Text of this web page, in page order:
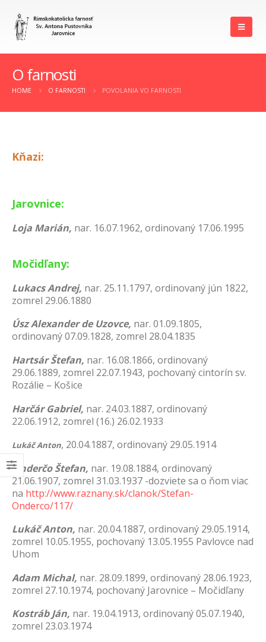
O farnosti
HOME O FARNOSTI POVOLANIA VO FARNOSTI
Kňazi:
Jarovnice:
Loja Marián, nar. 16.07.1962, ordinovaný 17.06.1995
Močidľany:
Lukacs Andrej, nar. 25.11.1797, ordinovaný jún 1822,
zomrel 29.06.1880
Úsz Alexander de Uzovce, nar. 01.09.1805,
ordinovaný 07.09.1828, zomrel 28.04.1835
Hartsár Štefan, nar. 16.08.1866, ordinovaný
29.06.1889, zomrel 22.07.1943, pochovaný cintorín sv.
Rozálie – Košice
Harčár Gabriel, nar. 24.03.1887, ordinovaný
22.06.1912, zomrel (16.) 26.02.1933
Lukáč Anton, 20.04.1887, ordinovaný 29.05.1914
OnderčoŠtefan, nar. 19.08.1884, ordinovaný
21.06.1907, zomrel 31.03.1937 -dozviete sa o ňom viac
na http://www.raznany.sk/clanok/Stefan-
Onderco/117/
Lukáč Anton, nar. 20.04.1887, ordinovaný 29.05.1914,
zomrel 10.05.1955, pochovaný 13.05.1955 Pavlovce nad
Uhom
Adam Michal, nar. 28.09.1899, ordinovaný 28.06.1923,
zomrel 27.10.1974, pochovaný Jarovnice – Močidľany
Kostráb Ján, nar. 19.04.1913, ordinovaný 05.07.1940,
zomrel 23.03.1974